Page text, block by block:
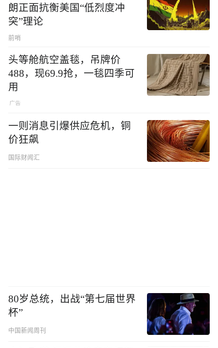
朗正面抗衡美国“低烈度冲
突”理论
前哨
头等舱航空盖毯，吊牌价
488，现69.9抢，一毯四季可
用
一则消息引爆供应危机，铜
价狂飙
国际财闻汇
80岁总统，出战“第七届世界
杯”
中国新闻周刊